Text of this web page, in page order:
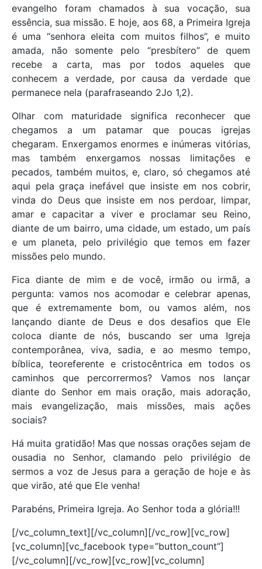
evangelho foram chamados à sua vocação, sua
essência, sua missão. E hoje, aos 68, a Primeira Igreja
é uma “senhora eleita com muitos filhos”, e muito
amada, não somente pelo “presbítero” de quem
recebe a carta, mas por todos aqueles que
conhecem a verdade, por causa da verdade que
permanece nela (parafraseando 2Jo 1,2).
Olhar com maturidade significa reconhecer que
chegamos a um patamar que poucas igrejas
chegaram. Enxergamos enormes e inúmeras vitórias,
mas também enxergamos nossas limitações e
pecados, também muitos, e, claro, só chegamos até
aqui pela graça inefável que insiste em nos cobrir,
vinda do Deus que insiste em nos perdoar, limpar,
amar e capacitar a viver e proclamar seu Reino,
diante de um bairro, uma cidade, um estado, um país
e um planeta, pelo privilégio que temos em fazer
missões pelo mundo.
Fica diante de mim e de você, irmão ou irmã, a
pergunta: vamos nos acomodar e celebrar apenas,
que é extremamente bom, ou vamos além, nos
lançando diante de Deus e dos desafios que Ele
coloca diante de nós, buscando ser uma Igreja
contemporânea, viva, sadia, e ao mesmo tempo,
bíblica, teoreferente e cristocêntrica em todos os
caminhos que percorrermos? Vamos nos lançar
diante do Senhor em mais oração, mais adoração,
mais evangelização, mais missões, mais ações
sociais?
Há muita gratidão! Mas que nossas orações sejam de
ousadia no Senhor, clamando pelo privilégio de
sermos a voz de Jesus para a geração de hoje e às
que virão, até que Ele venha!
Parabéns, Primeira Igreja. Ao Senhor toda a glória!!!
[/vc_column_text][/vc_column][/vc_row][vc_row]
[vc_column][vc_facebook type=”button_count”]
[/vc_column][/vc_row][vc_row][vc_column]